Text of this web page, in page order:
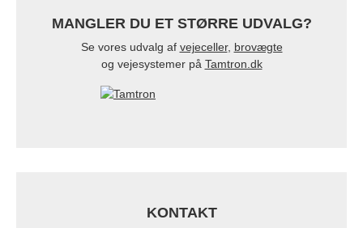
MANGLER DU ET STØRRE UDVALG?
Se vores udvalg af vejeceller, brovægte
og vejesystemer på Tamtron.dk
KONTAKT